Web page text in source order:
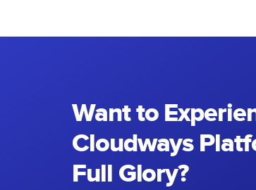
Want to
Cloudways
Full Glory?